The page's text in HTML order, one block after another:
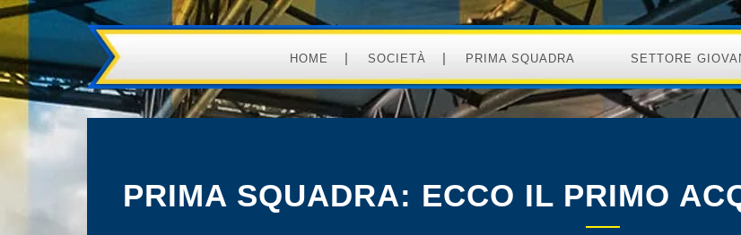
HOME SOCIETÀ PRIMA SQUADRA SETTORE
PRIMA SQUADRA: ECCO IL PRIMO